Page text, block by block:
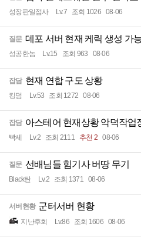
성장판일점사 Lv.7 조회 1026 08-06
질문 데포 서버 현재 케릭 생성 가
성공한놈 Lv.15 조회 963 08-06
잡담 현재 연합 구도 상황
킹덤 Lv.53 조회 1272 08-06
잡담 아스테어 현재상황 악덕작업
빡세 Lv.2 조회 2111 추천 2 08-06
질문 선배님들 힘기사 버땅 무기
Black탄 Lv.2 조회 1371 08-06
서버현황 군터서버 현황
지난후회 Lv.86 조회 1606 08-06